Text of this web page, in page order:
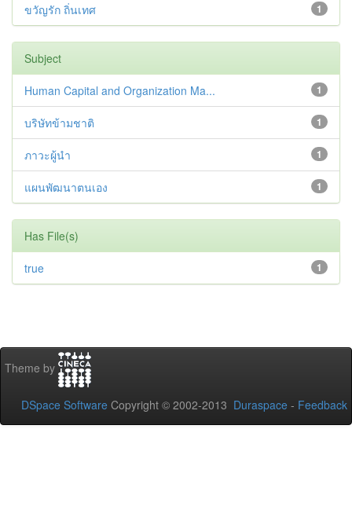
1
ขวัญรัก ถิ่นเทศ
Subject
1
Human Capital and Organization Ma...
1
บริษัทข้ามชาติ
1
ภาวะผู้นำ
1
แผนพัฒนาตนเอง
Has File(s)
1
true
Theme by
DSpace Software Copyright © 2002-2013 Duraspace - Feedback